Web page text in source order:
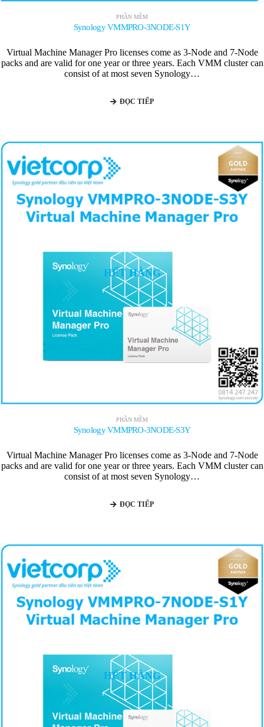
PHẦN MỀM
Synology VMMPRO-3NODE-S1Y
Virtual Machine Manager Pro licenses come as 3-Node and 7-Node
packs and are valid for one year or three years. Each VMM cluster can
consist of at most seven Synology…
ĐỌC TIẾP
HẾT HÀNG
PHẦN MỀM
Synology VMMPRO-3NODE-S3Y
Virtual Machine Manager Pro licenses come as 3-Node and 7-Node
packs and are valid for one year or three years. Each VMM cluster can
consist of at most seven Synology…
ĐỌC TIẾP
HẾT HÀNG